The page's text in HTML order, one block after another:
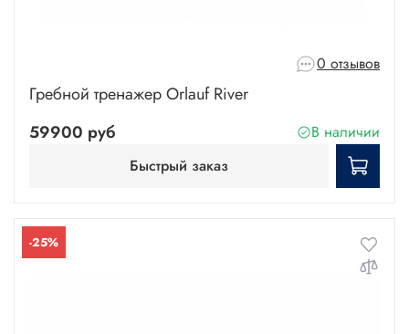
0 отзывов
Гребной тренажер Orlauf River
59900 руб
В наличии
Быстрый заказ
-25%